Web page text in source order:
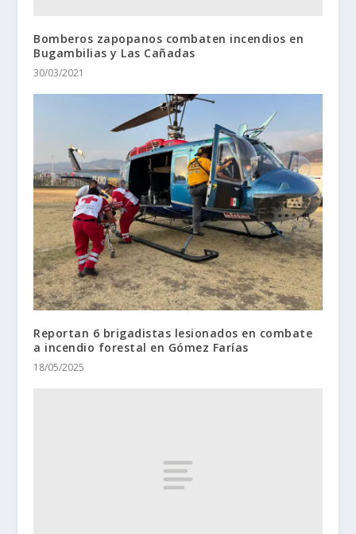
Bomberos zapopanos combaten incendios en
Bugambilias y Las Cañadas
30/03/2021
Reportan 6 brigadistas lesionados en combate
a incendio forestal en Gómez Farías
18/05/2025